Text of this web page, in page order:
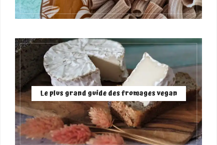
Le plus grand guide des fromages vegan